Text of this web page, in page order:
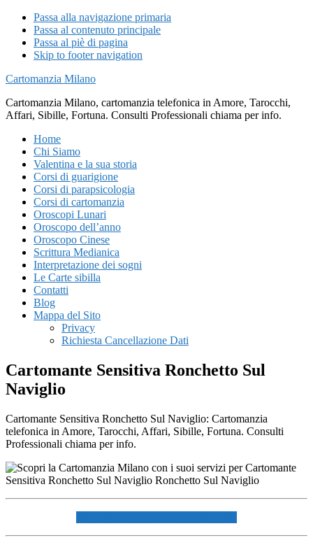
Passa alla navigazione primaria
Passa al contenuto principale
Passa al piè di pagina
Skip to footer navigation
Cartomanzia Milano
Cartomanzia Milano, cartomanzia telefonica in Amore, Tarocchi,
Affari, Sibille, Fortuna. Consulti Professionali chiama per info.
Home
Chi Siamo
Valentina e la sua storia
Corsi di guarigione
Corsi di parapsicologia
Corsi di cartomanzia
Oroscopi Lunari
Oroscopo dell’anno
Oroscopo Cinese
Scrittura Medianica
Interpretazione dei sogni
Le Carte sibilla
Contatti
Blog
Mappa del Sito
Privacy
Richiesta Cancellazione Dati
Cartomante Sensitiva Ronchetto Sul
Naviglio
Cartomante Sensitiva Ronchetto Sul Naviglio: Cartomanzia
telefonica in Amore, Tarocchi, Affari, Sibille, Fortuna. Consulti
Professionali chiama per info.